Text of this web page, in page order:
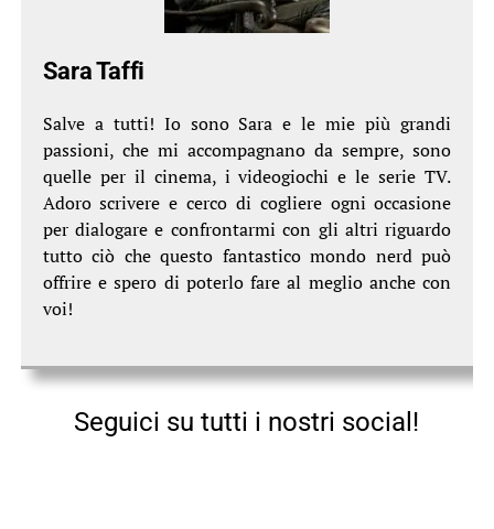
Sara Taffi
Salve a tutti! Io sono Sara e le mie più grandi
passioni, che mi accompagnano da sempre, sono
quelle per il cinema, i videogiochi e le serie TV.
Adoro scrivere e cerco di cogliere ogni occasione
per dialogare e confrontarmi con gli altri riguardo
tutto ciò che questo fantastico mondo nerd può
offrire e spero di poterlo fare al meglio anche con
voi!
Seguici su tutti i nostri social!